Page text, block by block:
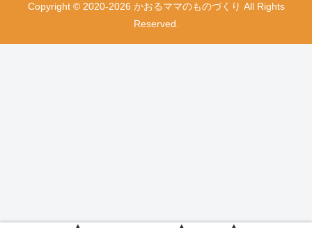
Copyright © 2020-2026 かおるママのものづくり All Rights
Reserved.